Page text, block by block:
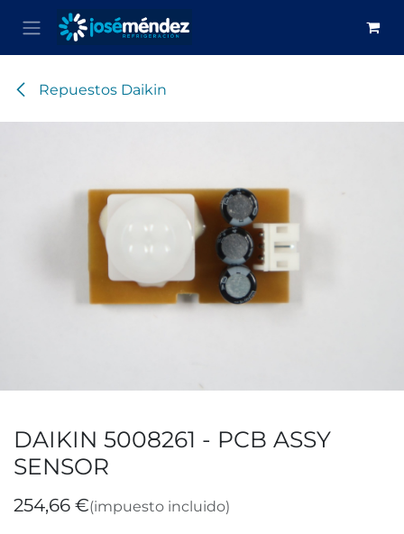
Ir al contenido
Repuestos Daikin
DAIKIN 5008261 - PCB ASSY
SENSOR
254,66 €(impuesto incluido)